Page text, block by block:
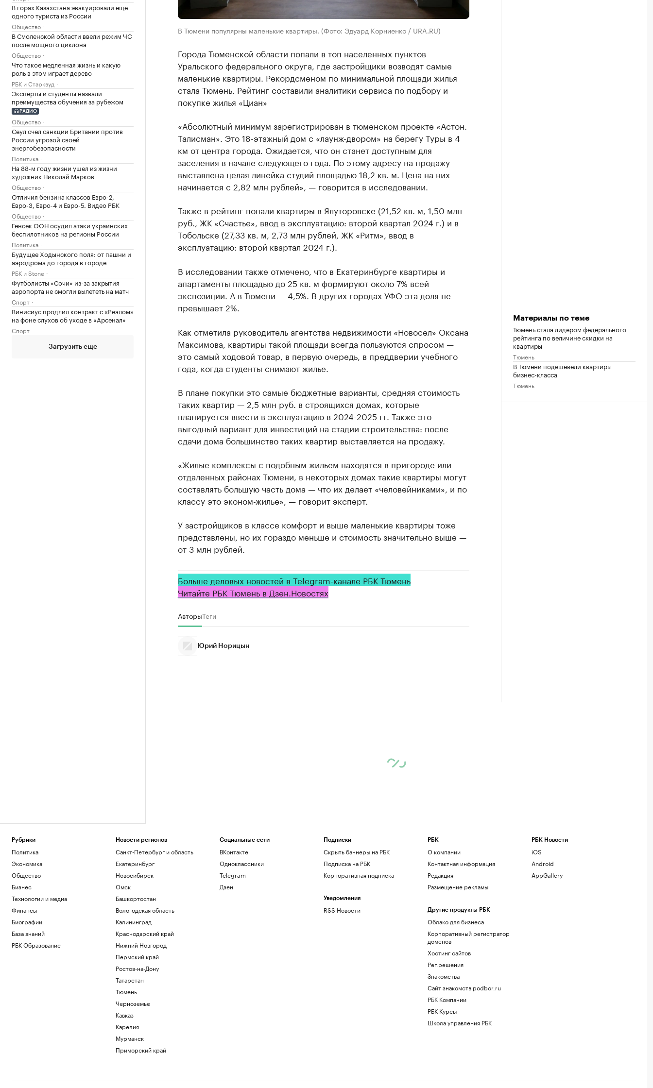
В горах Казахстана эвакуировали еще
одного туриста из России
Общество
В Смоленской области ввели режим ЧС
после мощного циклона
Общество
Что такое медленная жизнь и какую
роль в этом играет дерево
РБК и Старквуд
Эксперты и студенты назвали
преимущества обучения за рубежом
РАДИО
Общество
Сеул счел санкции Британии против
России угрозой своей
энергобезопасности
Политика
На 88-м году жизни ушел из жизни
художник Николай Марков
Общество
Отличия бензина классов Евро-2,
Евро-3, Евро-4 и Евро-5. Видео РБК
Общество
Генсек ООН осудил атаки украинских
беспилотников на регионы России
Политика
Будущее Ходынского поля: от пашни и
аэродрома до города в городе
РБК и Stone
Футболисты «Сочи» из-за закрытия
аэропорта не смогли вылететь на матч
Спорт
Винисиус продлил контракт с «Реалом»
на фоне слухов об уходе в «Арсенал»
Спорт
Загрузить еще
В Тюмени популярны маленькие квартиры. (Фото: Эдуард Корниенко / URA.RU)
Города Тюменской области попали в топ населенных пунктов
Уральского федерального округа, где застройщики возводят самые
маленькие квартиры. Рекордсменом по минимальной площади жилья
стала Тюмень. Рейтинг составили аналитики сервиса по подбору и
покупке жилья «Циан»
«Абсолютный минимум зарегистрирован в тюменском проекте «Астон.
Талисман». Это 18-этажный дом с «лаунж-двором» на берегу Туры в 4
км от центра города. Ожидается, что он станет доступным для
заселения в начале следующего года. По этому адресу на продажу
выставлена целая линейка студий площадью 18,2 кв. м. Цена на них
начинается с 2,82 млн рублей», — говорится в исследовании.
Также в рейтинг попали квартиры в Ялуторовске (21,52 кв. м, 1,50 млн
руб., ЖК «Счастье», ввод в эксплуатацию: второй квартал 2024 г.) и в
Тобольске (27,33 кв. м, 2,73 млн рублей, ЖК «Ритм», ввод в
эксплуатацию: второй квартал 2024 г.).
В исследовании также отмечено, что в Екатеринбурге квартиры и
апартаменты площадью до 25 кв. м формируют около 7% всей
экспозиции. А в Тюмени — 4,5%. В других городах УФО эта доля не
превышает 2%.
Как отметила руководитель агентства недвижимости «Новосел» Оксана
Максимова, квартиры такой площади всегда пользуются спросом —
это самый ходовой товар, в первую очередь, в преддверии учебного
года, когда студенты снимают жилье.
В плане покупки это самые бюджетные варианты, средняя стоимость
таких квартир — 2,5 млн руб. в строящихся домах, которые
планируется ввести в эксплуатацию в 2024-2025 гг. Также это
выгодный вариант для инвестиций на стадии строительства: после
сдачи дома большинство таких квартир выставляется на продажу.
«Жилые комплексы с подобным жильем находятся в пригороде или
отдаленных районах Тюмени, в некоторых домах такие квартиры могут
составлять большую часть дома — что их делает «человейниками», и по
классу это эконом-жилье», — говорит эксперт.
У застройщиков в классе комфорт и выше маленькие квартиры тоже
представлены, но их гораздо меньше и стоимость значительно выше —
от 3 млн рублей.
Больше деловых новостей в Telegram-канале РБК Тюмень
Читайте РБК Тюмень в Дзен.Новостях
АвторыТеги
Юрий Норицын
Материалы по теме
Тюмень стала лидером федерального
рейтинга по величине скидки на
квартиры
Тюмень
В Тюмени подешевели квартиры
бизнес-класса
Тюмень
Рубрики
Политика
Экономика
Общество
Бизнес
Технологии и медиа
Финансы
Биографии
База знаний
РБК Образование
Новости регионов
Санкт-Петербург и область
Екатеринбург
Новосибирск
Омск
Башкортостан
Вологодская область
Калининград
Краснодарский край
Нижний Новгород
Пермский край
Ростов-на-Дону
Татарстан
Тюмень
Черноземье
Кавказ
Карелия
Мурманск
Приморский край
Социальные сети
ВКонтакте
Одноклассники
Telegram
Дзен
Подписки
Скрыть баннеры на РБК
Подписка на РБК
Корпоративная подписка
Уведомления
RSS Новости
РБК
О компании
Контактная информация
Редакция
Размещение рекламы
Другие продукты РБК
Облако для бизнеса
Корпоративный регистратор
доменов
Хостинг сайтов
Рег.решения
Знакомства
Сайт знакомств podbor.ru
РБК Компании
РБК Курсы
Школа управления РБК
РБК Новости
iOS
Android
AppGallery